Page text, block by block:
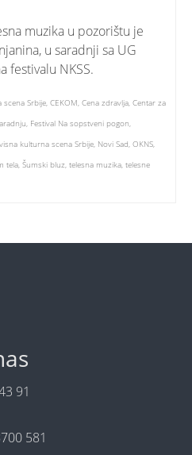
muzika u pozorištu je
u saradnji sa UG
festivalu NKSS.
scena Srbije, CEKOM, Cena zdravlja, Centar za
, Festival Na sopstveni pogon,
kulturna scena Srbije, Novi Sad, OKNS,
tela, Šumski bluz, telesna muzika, telesne
91
581